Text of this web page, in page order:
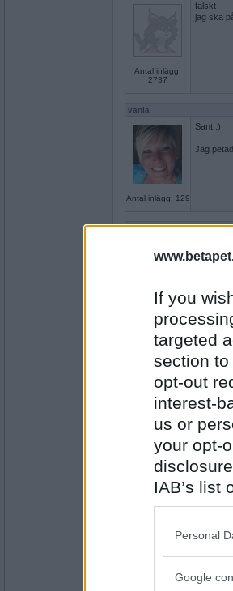
If you
targeted
section
opt-out
interest-
us or
your opt-
IAB’s list
also be
Please
Personal
Google
Antal inlägg:
2737
falskt
jag ska
vania
Antal inlägg: 129
Sant :)
Jag
eva-leva
Antal inlägg:
15408
salsera
Antal inlägg:
falskt
jag
Magusta
Antal inlägg: 246